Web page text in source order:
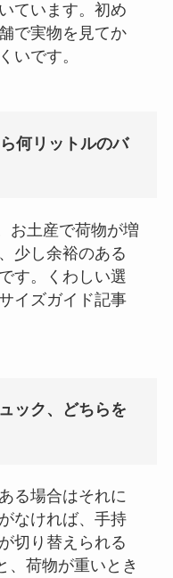
ています。初め
で実物を見てか
いです。
何リットルのバ
お土産で荷物が増
少し余裕のある
す。くわしい選
イズガイド記事
ック、どちらを
る場合はそれに
なければ、手持
切り替えられる
、荷物が重いとき